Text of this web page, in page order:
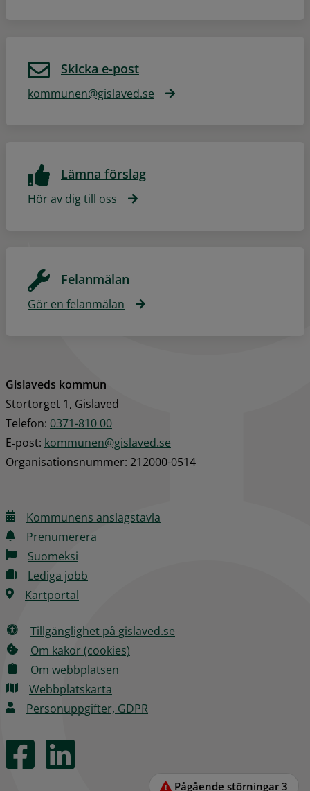
Skicka e-post
kommunen@gislaved.se
Lämna förslag
Hör av dig till oss
Felanmälan
Gör en felanmälan
Gislaveds kommun
Stortorget 1, Gislaved
Telefon: 0371-810 00
E‑post: kommunen@gislaved.se
Organisationsnummer: 212000-0514
Kommunens anslagstavla
Prenumerera
Suomeksi
Lediga jobb
Kartportal
Tillgänglighet på gislaved.se
Om kakor (cookies)
Om webbplatsen
Webbplatskarta
Personuppgifter, GDPR
Pågående störningar 3